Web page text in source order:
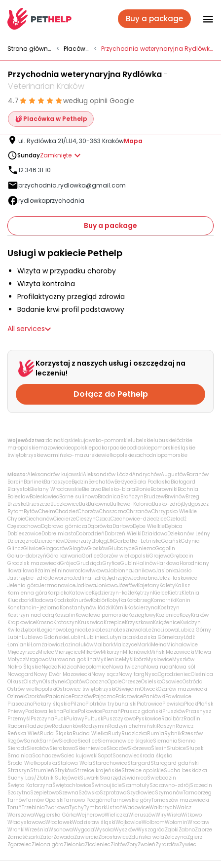
+48 790 277 277
PL
Veterinary packages
Insurance
For companies
About us
Vet branches
Log In
Buy a package
Strona główna < Placówki < Przychodnia weterynaryjna Rydlówka
Przychodnia weterynaryjna Rydlówka-
Veterinarian Kraków
4.7 według opinii Google
Placówka w Pethelp
ul. Rydlówka 21/LU4, 30-363 KrakówMapa
SundayZamknięte
12 346 31 10
przychodnia.rydlowka@gmail.com
rydlowkaprzychodnia
Buy a package
Usługi w pakiecie Pethelp
Wizyta w przypadku choroby
Wizyta kontrolna
Profilaktyczny przegląd zdrowia
Badanie krwi profil podstawowy
All services
Korzystaj z naszych usług i oszczędzaj na
leczeniu!
Dołącz do Pethelp
Województwa:dolnośląskiekujawsko-pomorskielubelskielubuskiełódzkie
małopolskiemazowieckieopolskiepodkarpackiepodlaskiepomorskieśląskie
świętokrzyskiewarmińsko-mazurskiewielkopolskiezachodniopomorskie
Miasto:Aleksandrów kujawskiAleksandrów ŁódzkiAndrychówAugustówBaranów
BarcinBarlinekBartoszyceBędzinBełchatówBełżyceBiała PodlaskaBiałogard
BiałystokBielany WrocławskieBielawaBielsko-białaBłonieBobrownikiBochnia
BolesławBolesławiecBorne sulinowoBrodnicaBrończynBrudzewBrwinówBrzeg
BrzeskoBrzeszczeBuczkowiceBukBukownoBulkowo-KoloniaBusko-zdrójBydgoszcz
BytomBytówChełmChodzieżChorzówChoszcznoChrzanówChrzypsko Wielkie
ChybieCiechanówCiecierzeCieszynCzaczCzechowice-dziedziceCzeladź
CzęstochowaDąbrowa górniczaDąbrówkaDarłowoDębe WielkieDębica
DobieszowiceDobre miastoDobrodzieńDobrzeń WielkiDziałdowoDziekanów Leśny
DzierżążnoDzierżoniówDźwierzutyElblągEłkGarbatka-LetniskoGdańskGdynia
GlinczGliwiceGłogoczówGłogówGłoskówGłubczyceGnieznoGogolin
Golub-dobrzyńGóra kalwariaGorliceGorzów wielkopolskiGrajewoGrębocin
Grodzisk mazowieckiGrójecGrudziądzGryficeGubinHalinówHarklowaHorodniany
IławaIłowaIłżaImielinInowrocławIwkowaJabłonnaJanikowoJasionkaJasło
Jastrzębie-zdrójJaworznoJedlina-zdrójJędrzejówJedwabneJelcz-laskowice
Jelenia góraJerzmanowiceJodłowaJonkowoJózefówKajetanyKaletyKalisz
Kamienna góraKarpickoKatowiceKędzierzyn-koźleKętrzynKielceKietrzKletnia
KluczborkKłodawaKłodzkoKnurówKobiórKobyłkaKołobrzegKomornikiKonin
Konstancin-jeziornaKonstantynów łódzkiKórnikKościerzynaKostrzyn
Kostrzyn nad odrąKoszalinKowalewo pomorskieKoziegłowyKozieniceKozyKraków
KrapkowiceKrosnoKrotoszynKruszwicaKrzepiceKrzyszkowoKsiążeniceKwidzyn
KwilczLęborkLegionowoLegnicaLeskoLesznoLesznowolaLeźnoLipowaLubicz Górny
LubinLublewo GdańskieLublinLubliniecLutyniaŁaskŁaziska GórnełazyŁódź
ŁomiankiŁomżałowiczŁozinałukówMalborkMalczyceMarkiMełnoMichałowice
MiędzyrzeczMielecMierzęciceMikołówMikorzynMilanówekMińsk MazowieckiMława
MotyczMrągowoMurowana goślinaMyśleniceMyślibórzMysłowiceMyszków
Nakło ŚląskieNędzaNidzicaNiepołomiceNowa IwicznaNowa rudaNowa sól
NowogardNowy Dwór MazowieckiNowy sączNowy targNysaOgrodzieniecOleśnica
OlkuszOlsztynOlsztynekOpatówOpocznoOpoleOrzeszeOsielskoOsowiecOstróda
Ostrów wielkopolskiOstrowiec świętokrzyskiOświęcimOtwockOżarów mazowiecki
OzimekOzorkówPabianicePaczkówPajęcznoPalczowicePaniówkiPawłowice
PiasecznoPiekary śląskiePilznoPiotrków trybunalskiPiotrowicePlewiskaPłockPłońsk
PniewyPodkowa leśnaPolicePolkowicePoznańPruszcz gdańskiPruszkówPrzasnysz
PrzemyślPszczynaPuckPuławyPułtuskPuszczykowoPyskowiceRacibórzRadlin
RadomRadziejówRadzionkówRadzyminRadzyń chełmińskiRaszynRawicz
Reńska WieśRuda ŚląskaRudna WielkaRudyRudziczkaRumiaRybnikRzeszów
RzgówSanokSarnówSiedlceSiedliceSiemianowice śląskieSiemoniaSienno
SieradzSierakówSierakowoSkierniewiceSkoczówSkórzewoŚlesinSłubiceSłupsk
SmolnicaSochaczewSolec kujawskiSopotSosnowiecśroda śląska
Środa WielkopolskaStalowa WolaStarachowiceStargardStarogard gdański
StraszynStrumieńStrykówStrzelce krajeńskieStrzelce opolskieSucha beskidzka
Suchy Las/ZłotnikiSulejówekSuwałkiSwarzędzświdnicaŚwiebodzin
Święta KatarzynaŚwiętochłowiceŚwinoujścieSzamotułySzczawno-zdrójSzczecin
SzczytnoSzepietowoSzewnaSzówskoSzprotawaSzydłowiecSzymanówTarnobrzeg
TarnówTarnów OpolskiTarnowo PodgórneTarnowskie góryTomaszów mazowiecki
ToruńTrzebiniaTworkowaTychyTymbarkUstrońWadowiceWałbrzychWałcz
WarszawaWęgierska GórkaWejherowoWieliczkaWieruszówWiryWisłaWitkowo
WładysławowoWłocławekWodzisław śląskiWojkowiceWolbromWołominWrocław
WronkiWrześniaWschowaWygodaWysokaWyszkówWyszogródZąbkiŻabnoZabrze
ZamośćżarkiZatorZawadaZawiercieZbrosławiceZduńska wolaZelczynaZgierz
ZgorzelecZielona góraZielonkaZłocieniecZłotówŻoryZwoleńŻyrardówŻywiec